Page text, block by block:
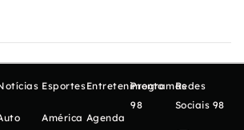
Esportes
América
Entretenimento
Agenda
Programas
98
Redes
Sociais 98